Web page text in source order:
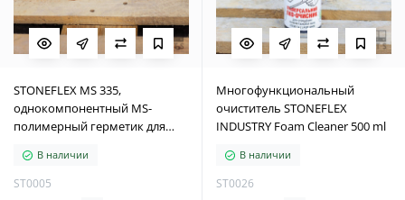
STONEFLEX MS 335,
однокомпонентный MS-
полимерный герметик для
промышленных швов, 600 мл
В наличии
ST0005
Многофункциональный
очиститель STONEFLEX
INDUSTRY Foam Cleaner 500 ml
В наличии
ST0026